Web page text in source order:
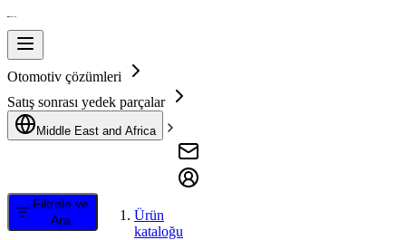
Otomotiv çözümleri
Satış sonrası yedek parçalar
Middle East and Africa
Filtrele ve
Ara
Ürün
kataloğu